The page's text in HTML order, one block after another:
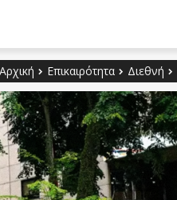
Αρχική Επικαιρότητα Διεθνή